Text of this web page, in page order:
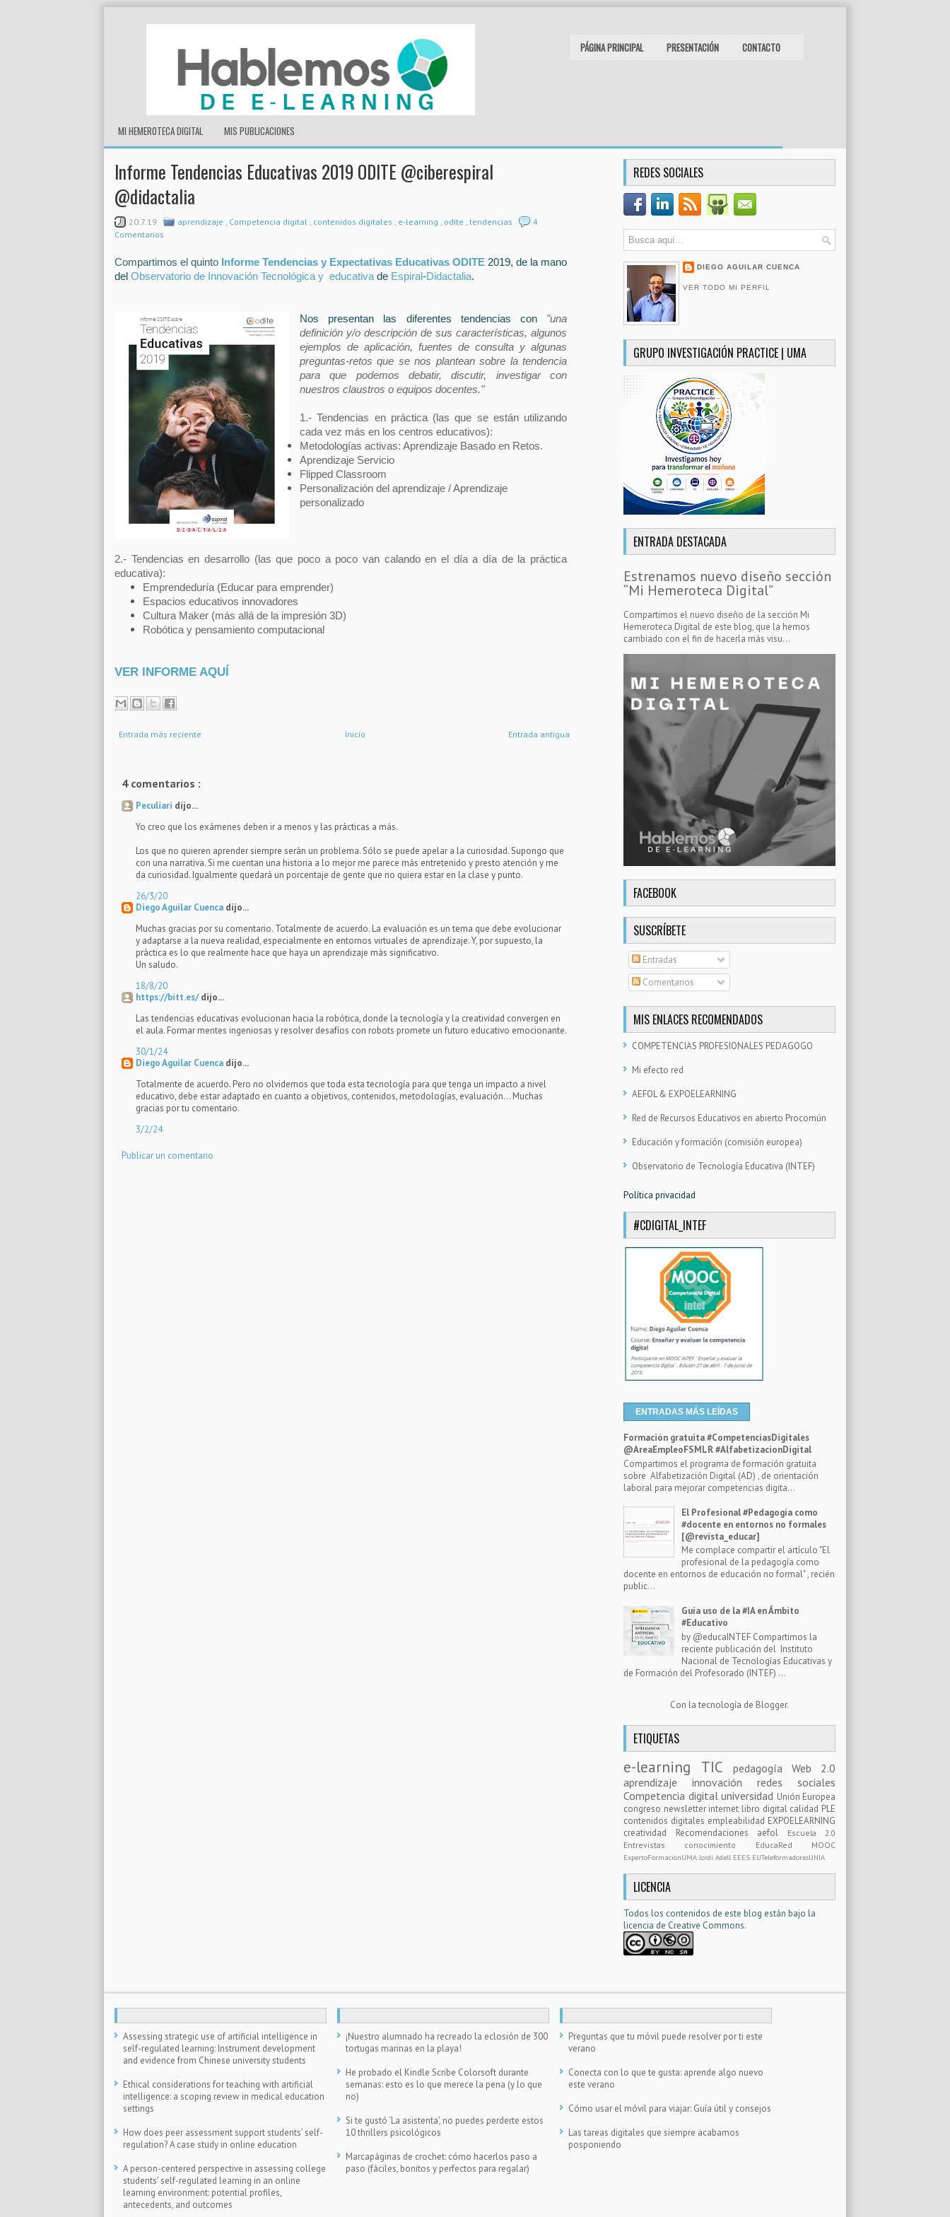
PÁGINA PRINCIPAL PRESENTACIÓN CONTACTO
MI HEMEROTECA DIGITAL MIS PUBLICACIONES
Informe Tendencias Educativas 2019 ODITE @ciberespiral
@didactalia
20.7.19 aprendizaje , Competencia digital , contenidos digitales , e-learning , odite , tendencias
4
Comentarios
Compartimos el quinto Informe Tendencias y Expectativas Educativas ODITE 2019, de la mano
del Observatorio de Innovación Tecnológica y educativa de Espiral-Didactalia.
Nos presentan las diferentes tendencias con "una
definición y/o descripción de sus características, algunos
ejemplos de aplicación, fuentes de consulta y algunas
preguntas-retos que se nos plantean sobre la tendencia
para que podemos debatir, discutir, investigar con
nuestros claustros o equipos docentes."
1.- Tendencias en práctica (las que se están utilizando
cada vez más en los centros educativos):
Metodologías activas: Aprendizaje Basado en Retos.
Aprendizaje Servicio
Flipped Classroom
Personalización del aprendizaje / Aprendizaje
personalizado
2.- Tendencias en desarrollo (las que poco a poco van calando en el día a día de la práctica
educativa):
Emprendeduría (Educar para emprender)
Espacios educativos innovadores
Cultura Maker (más allá de la impresión 3D)
Robótica y pensamiento computacional
VER INFORME AQUÍ
Entrada más reciente Entrada antigua
Inicio
4 comentarios :
Peculiari dijo...
Yo creo que los exámenes deben ir a menos y las prácticas a más.
Los que no quieren aprender siempre serán un problema. Sólo se puede apelar a la curiosidad. Supongo que
con una narrativa. Si me cuentan una historia a lo mejor me parece más entretenido y presto atención y me
da curiosidad. Igualmente quedará un porcentaje de gente que no quiera estar en la clase y punto.
26/3/20
Diego Aguilar Cuenca dijo...
Muchas gracias por su comentario. Totalmente de acuerdo. La evaluación es un tema que debe evolucionar
y adaptarse a la nueva realidad, especialmente en entornos virtuales de aprendizaje. Y, por supuesto, la
práctica es lo que realmente hace que haya un aprendizaje más significativo.
Un saludo.
18/8/20
https://bitt.es/dijo...
Las tendencias educativas evolucionan hacia la robótica, donde la tecnología y la creatividad convergen en
el aula. Formar mentes ingeniosas y resolver desafíos con robots promete un futuro educativo emocionante.
30/1/24
Diego Aguilar Cuenca dijo...
Totalmente de acuerdo. Pero no olvidemos que toda esta tecnología para que tenga un impacto a nivel
educativo, debe estar adaptado en cuanto a objetivos, contenidos, metodologías, evaluación... Muchas
gracias por tu comentario.
3/2/24
Publicar un comentario
REDES SOCIALES
DIEGO AGUILAR CUENCA
VER TODO MI PERFIL
GRUPO INVESTIGACIÓN PRACTICE | UMA
ENTRADA DESTACADA
Estrenamos nuevo diseño sección
“Mi Hemeroteca Digital”
Compartimos el nuevo diseño de la sección Mi
Hemeroteca Digital de este blog, que la hemos
cambiado con el fin de hacerla más visu...
FACEBOOK
SUSCRÍBETE
Entradas
Comentarios
MIS ENLACES RECOMENDADOS
COMPETENCIAS PROFESIONALES PEDAGOGO
Mi efecto red
AEFOL & EXPOELEARNING
Red de Recursos Educativos en abierto Procomún
Educación y formación (comisión europea)
Observatorio de Tecnología Educativa (INTEF)
Política privacidad
#CDIGITAL_INTEF
ENTRADAS MÁS LEÍDAS
Formación gratuita #CompetenciasDigitales
@AreaEmpleoFSMLR #AlfabetizacionDigital
Compartimos el programa de formación gratuita
sobre Alfabetización Digital (AD) , de orientación
laboral para mejorar competencias digita...
El Profesional #Pedagogía como
#docente en entornos no formales
[@revista_educar]
Me complace compartir el artículo "El
profesional de la pedagogía como
docente en entornos de educación no formal" , recién
public...
Guía uso de la #IA en Ámbito
#Educativo
by @educaINTEF Compartimos la
reciente publicación del Instituto
Nacional de Tecnologías Educativas y
de Formación del Profesorado (INTEF) ...
Con la tecnología de Blogger.
ETIQUETAS
e-learning TIC pedagogía Web 2.0
aprendizaje innovación redes sociales
Competencia digital universidad Unión Europea
congreso newsletter internet libro digital calidad PLE
contenidos digitales empleabilidad EXPOELEARNING
creatividad Recomendaciones aefol
Escuela 2.0
Entrevistas conocimiento EducaRed MOOC
ExpertoFormacionUMA Jordi Adell EEES EUTeleformadoresUNIA
LICENCIA
Todos los contenidos de este blog están bajo la
licencia de Creative Commons.
Assessing strategic use of artificial intelligence in
self-regulated learning: Instrument development
and evidence from Chinese university students
Ethical considerations for teaching with artificial
intelligence: a scoping review in medical education
settings
How does peer assessment support students’ self-
regulation? A case study in online education
A person-centered perspective in assessing college
students′ self-regulated learning in an online
learning environment: potential profiles,
antecedents, and outcomes
¡Nuestro alumnado ha recreado la eclosión de 300
tortugas marinas en la playa!
He probado el Kindle Scribe Colorsoft durante
semanas: esto es lo que merece la pena (y lo que
no)
Si te gustó ‘La asistenta’, no puedes perderte estos
10 thrillers psicológicos
Marcapáginas de crochet: cómo hacerlos paso a
paso (fáciles, bonitos y perfectos para regalar)
Preguntas que tu móvil puede resolver por ti este
verano
Conecta con lo que te gusta: aprende algo nuevo
este verano
Cómo usar el móvil para viajar: Guía útil y consejos
Las tareas digitales que siempre acabamos
posponiendo